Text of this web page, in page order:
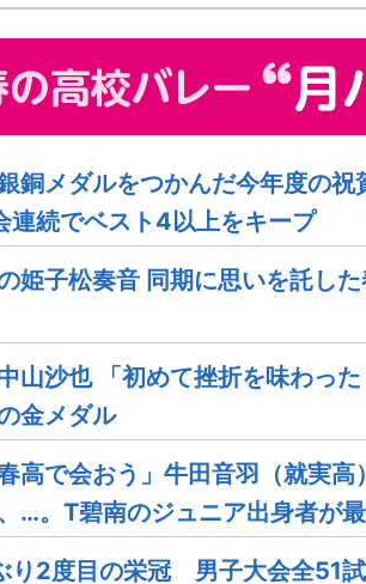
銅メダルをつかんだ今年度の
連続でベスト4以上をキープ
姫子松奏音 同期に思いを託し
山沙也 「初めて挫折を味わっ
金メダル
春高で会おう」牛田音羽（就実
、…。T碧南のジュニア出身者が
り2度目の栄冠 男子大会全51